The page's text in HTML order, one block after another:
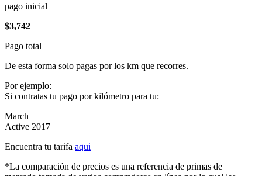
pago inicial
$3,742
Pago total
De esta forma solo pagas por los km que recorres.
Por ejemplo:
Si contratas tu pago por kilómetro para tu:
March
Active 2017
Encuentra tu tarifa aqui
*La comparación de precios es una referencia de primas de